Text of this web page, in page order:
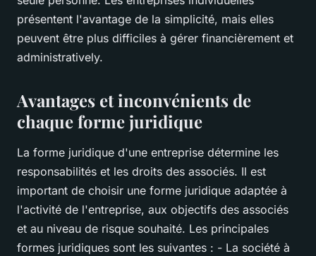
présentent l'avantage de la simplicité, mais elles
peuvent être plus difficiles à gérer financièrement et
administratively.
Avantages et inconvénients de
chaque forme juridique
La forme juridique d'une entreprise détermine les
responsabilités et les droits des associés. Il est
important de choisir une forme juridique adaptée à
l'activité de l'entreprise, aux objectifs des associés
et au niveau de risque souhaité. Les principales
formes juridiques sont les suivantes : - La société à